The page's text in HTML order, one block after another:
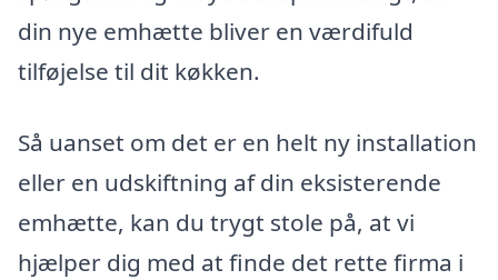
din nye emhætte bliver en værdifuld
tilføjelse til dit køkken.
Så uanset om det er en helt ny installation
eller en udskiftning af din eksisterende
emhætte, kan du trygt stole på, at vi
hjælper dig med at finde det rette firma i